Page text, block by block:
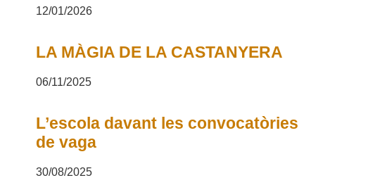
12/01/2026
LA MÀGIA DE LA CASTANYERA
06/11/2025
L’escola davant les convocatòries
de vaga
30/08/2025